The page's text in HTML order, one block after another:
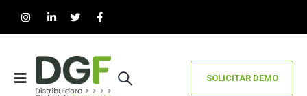
SOLICITAR DEMO